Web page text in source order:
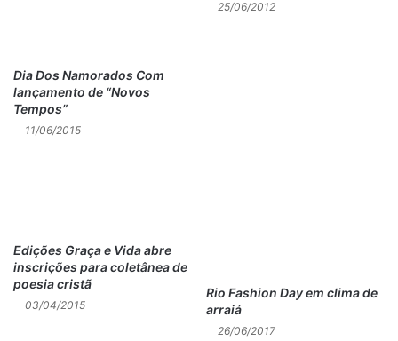
Dia Dos Namorados Com
lançamento de “Novos
Tempos”
11/06/2015
25/06/2012
Edições Graça e Vida abre
inscrições para coletânea de
poesia cristã
03/04/2015
Rio Fashion Day em clima de
arraiá
26/06/2017